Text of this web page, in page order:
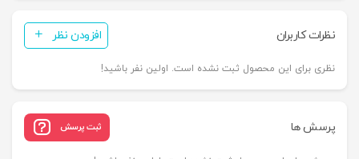
نظرات کاربران افزودن نظر
نظری برای این محصول ثبت نشده است. اولین نفر باشید!
پرسش ها ثبت پرسش